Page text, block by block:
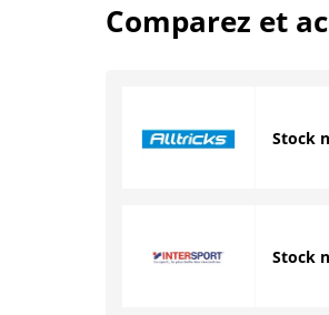
Comparez et
Stock
Stock